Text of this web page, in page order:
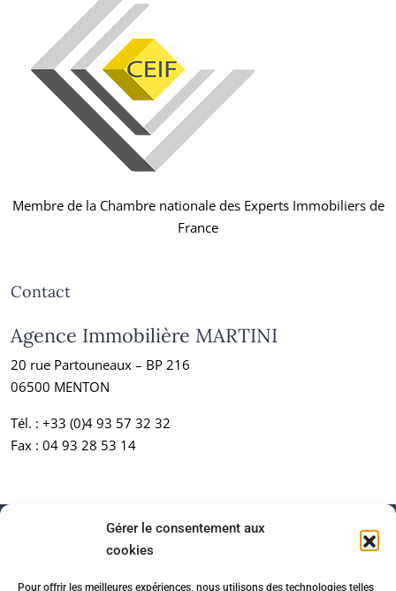
Gérer le consentement aux
cookies
Pour offrir les meilleures expériences, nous utilisons des technologies telles
Membre de la Chambre nationale des Experts Immobiliers de
France
Contact
Agence Immobilière MARTINI
20 rue Partouneaux – BP 216
06500 MENTON
Tél. : +33 (0)4 93 57 32 32
Fax : 04 93 28 53 14